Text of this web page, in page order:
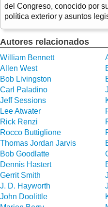
del Congreso, conocido por
política exterior y asuntos
Autores relacionados
William Bennett
Allen West
Bob Livingston
Carl Paladino
Jeff Sessions
Lee Atwater
Rick Renzi
Rocco Buttiglione
Thomas Jordan Jarvis
Bob Goodlatte
Dennis Hastert
Gerrit Smith
J. D. Hayworth
John Doolittle